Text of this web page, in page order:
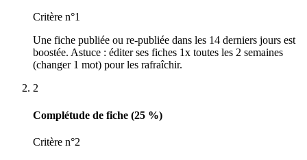
Critère n°1
Une fiche publiée ou re-publiée dans les 14 derniers jours est
boostée. Astuce : éditer ses fiches 1x toutes les 2 semaines
(changer 1 mot) pour les rafraîchir.
2
Complétude de fiche (25 %)
Critère n°2